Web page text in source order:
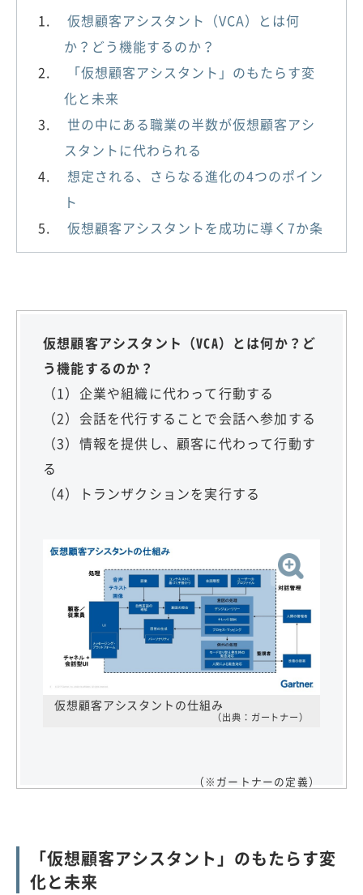
仮想顧客アシスタント（VCA）とは何
か？どう機能するのか？
「仮想顧客アシスタント」のもたらす変
化と未来
世の中にある職業の半数が仮想顧客アシ
スタントに代わられる
想定される、さらなる進化の4つのポイン
ト
仮想顧客アシスタントを成功に導く7か条
仮想顧客アシスタント（VCA）とは何か？ど
う機能するのか？
（1）企業や組織に代わって行動する
（2）会話を代行することで会話へ参加する
（3）情報を提供し、顧客に代わって行動す
る
（4）トランザクションを実行する
仮想顧客アシスタントの仕組み
（出典：ガートナー）
（※ガートナーの定義）
「仮想顧客アシスタント」のもたらす変
化と未来